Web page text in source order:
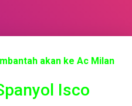
akan ke Ac Milan
Isco